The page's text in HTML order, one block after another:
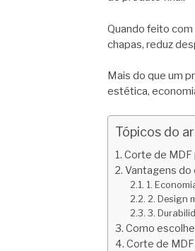
Quando feito
chapas, reduz
Mais do que um
estética,
Tópicos do
Corte de MDF
Vantagens do
1.
2. Design
3.
Como
Corte de